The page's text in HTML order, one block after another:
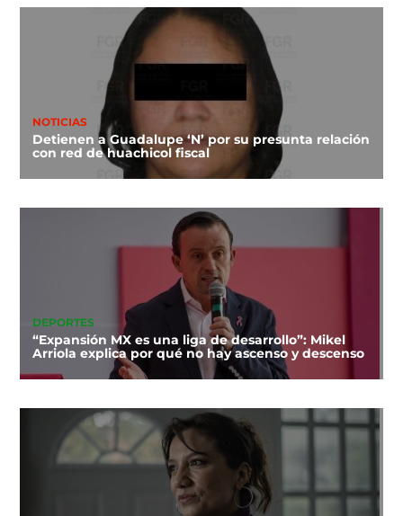
NOTICIAS
Detienen a Guadalupe ‘N’ por su presunta relación
con red de huachicol fiscal
DEPORTES
“Expansión MX es una liga de desarrollo”: Mikel
Arriola explica por qué no hay ascenso y descenso